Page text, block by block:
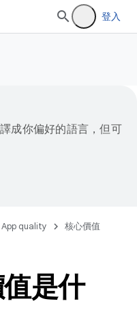
登入
成你偏好的語言，但可
App quality 核心價值
是什